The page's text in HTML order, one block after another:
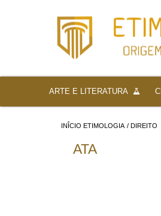
ARTE E LITERATURA
INÎCIO ETIMOLOGIA / DIREITO
ATA